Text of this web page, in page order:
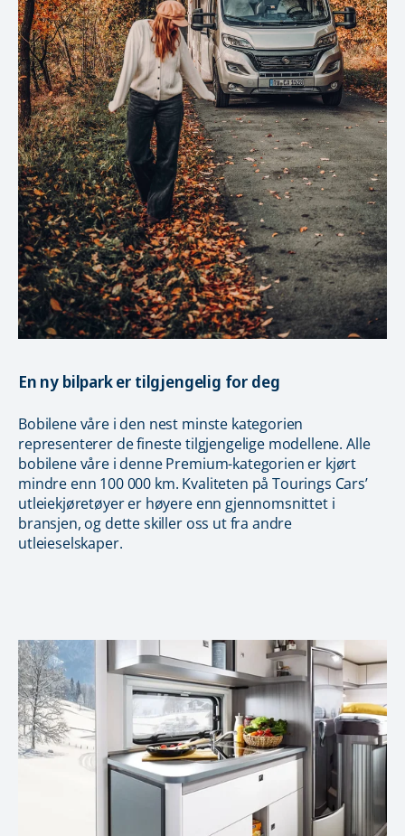
En ny bilpark er tilgjengelig for deg
Bobilene våre i den nest minste kategorien
representerer de fineste tilgjengelige modellene. Alle
bobilene våre i denne Premium-kategorien er kjørt
mindre enn 100 000 km. Kvaliteten på Tourings Cars’
utleiekjøretøyer er høyere enn gjennomsnittet i
bransjen, og dette skiller oss ut fra andre
utleieselskaper.